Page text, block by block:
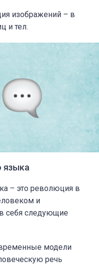
изображений – в
и тел.
языка
– это революция в
и
себя следующие
модели
речь